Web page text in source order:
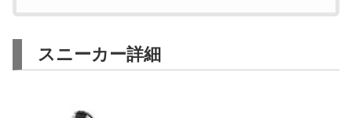
スニーカー詳細